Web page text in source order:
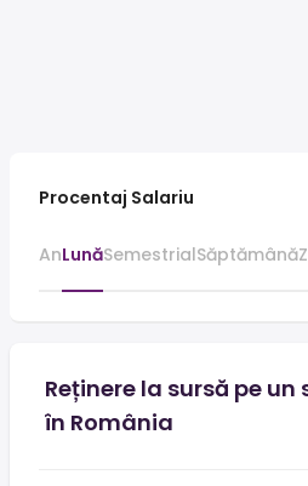
Procentaj Salariu
AnLunăSemestrialSăptămână
Reținere la sursă pe un
în România